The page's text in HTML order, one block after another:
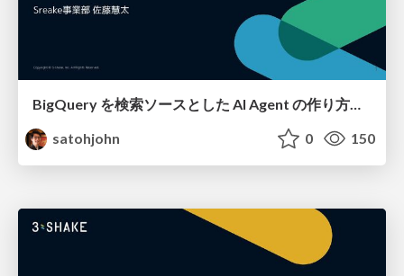
BigQuery を検索ソースとした AI Agent の作り方って 〇〇 通りあんねん
satohjohn
0 150